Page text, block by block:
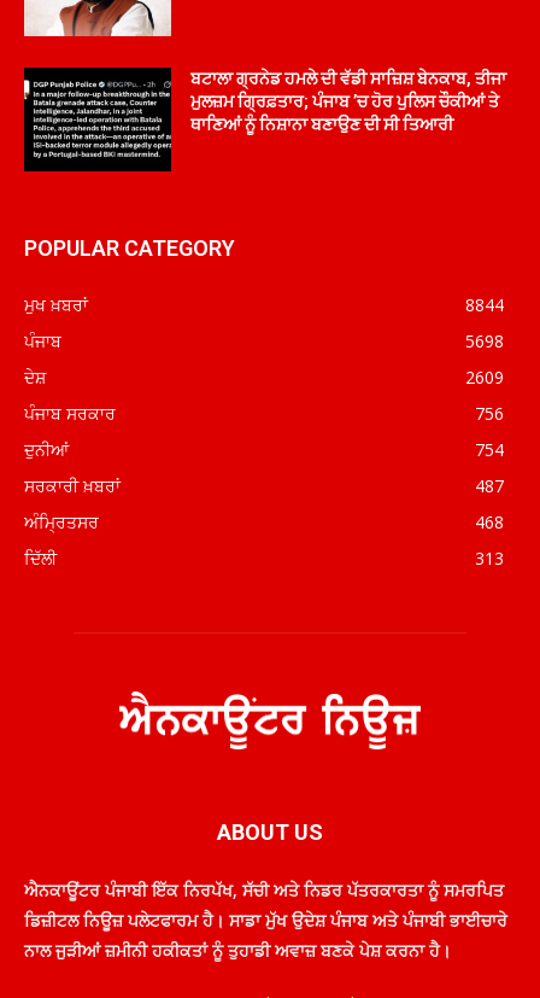
ਬਟਾਲਾ ਗ੍ਰਨੇਡ ਹਮਲੇ ਦੀ ਵੱਡੀ ਸਾਜ਼ਿਸ਼ ਬੇਨਕਾਬ, ਤੀਜਾ
ਮੁਲਜ਼ਮ ਗ੍ਰਿਫ਼ਤਾਰ; ਪੰਜਾਬ ’ਚ ਹੋਰ ਪੁਲਿਸ ਚੌਕੀਆਂ ਤੇ
ਥਾਣਿਆਂ ਨੂੰ ਨਿਸ਼ਾਨਾ ਬਣਾਉਣ ਦੀ ਸੀ ਤਿਆਰੀ
POPULAR CATEGORY
ਮੁਖ ਖ਼ਬਰਾਂ
8844
ਪੰਜਾਬ
5698
ਦੇਸ਼
2609
ਪੰਜਾਬ ਸਰਕਾਰ
756
ਦੁਨੀਆਂ
754
ਸਰਕਾਰੀ ਖ਼ਬਰਾਂ
487
ਅੰਮ੍ਰਿਤਸਰ
468
ਦਿੱਲੀ
313
ABOUT US
ਐਨਕਾਊਂਟਰ ਪੰਜਾਬੀ ਇੱਕ ਨਿਰਪੱਖ, ਸੱਚੀ ਅਤੇ ਨਿਡਰ ਪੱਤਰਕਾਰਤਾ ਨੂੰ ਸਮਰਪਿਤ
ਡਿਜ਼ੀਟਲ ਨਿਊਜ਼ ਪਲੇਟਫਾਰਮ ਹੈ। ਸਾਡਾ ਮੁੱਖ ਉਦੇਸ਼ ਪੰਜਾਬ ਅਤੇ ਪੰਜਾਬੀ ਭਾਈਚਾਰੇ
ਨਾਲ ਜੁੜੀਆਂ ਜ਼ਮੀਨੀ ਹਕੀਕਤਾਂ ਨੂੰ ਤੁਹਾਡੀ ਅਵਾਜ਼ ਬਣਕੇ ਪੇਸ਼ ਕਰਨਾ ਹੈ।